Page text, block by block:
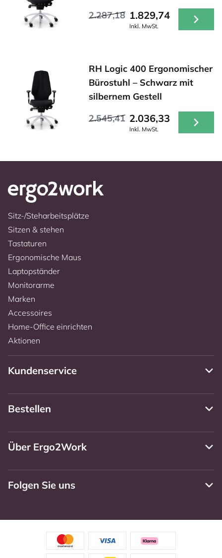
2.287,18 1.829,74
Inkl. MwSt.
RH Logic 400 Ergonomischer
Bürostuhl – Schwarz mit
silbernem Gestell
2.545,41 2.036,33
Inkl. MwSt.
Sitz-/Steharbeitsplätze
Sitzen & stehen
Tastaturen
Ergonomische Maus
Laptopständer
Monitorarme
Marken
Accessoires
Home-Office einrichten
Aktionen
Kundenservice
Bestellen
Über Ergo2Work
Folgen Sie uns